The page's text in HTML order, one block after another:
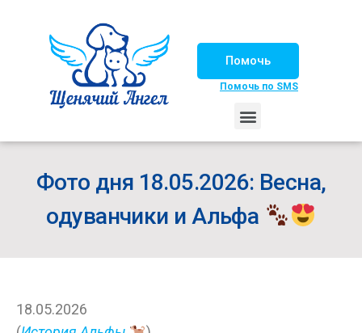
Помочь
Помочь по SMS
Фото дня 18.05.2026: Весна,
одуванчики и Альфа
18.05.2026